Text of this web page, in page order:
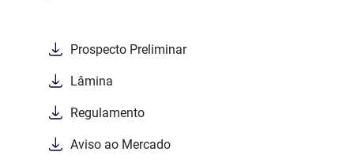
Prospecto Preliminar
Lâmina
Regulamento
Aviso ao Mercado